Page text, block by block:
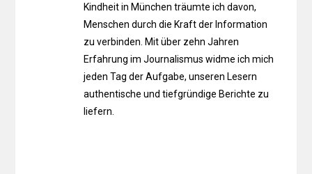
Kindheit in München träumte ich davon,
Menschen durch die Kraft der Information
zu verbinden. Mit über zehn Jahren
Erfahrung im Journalismus widme ich mich
jeden Tag der Aufgabe, unseren Lesern
authentische und tiefgründige Berichte zu
liefern.